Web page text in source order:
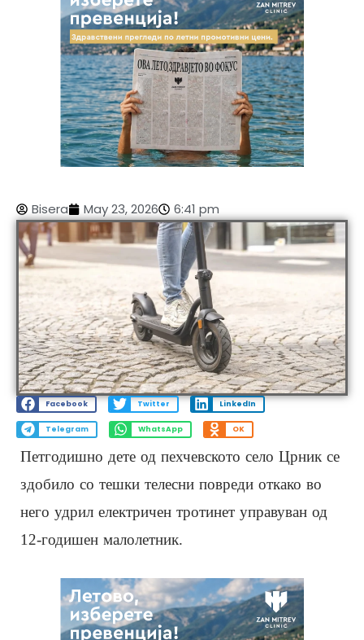
Bisera May 23, 2026 6:41 pm
Facebook Twitter LinkedIn
Telegram WhatsApp OK
Петгодишно дете од пехчевското село Црник се
здобило со тешки телесни повреди откако во
него удрил електричен тротинет управуван од
12-годишен малолетник.